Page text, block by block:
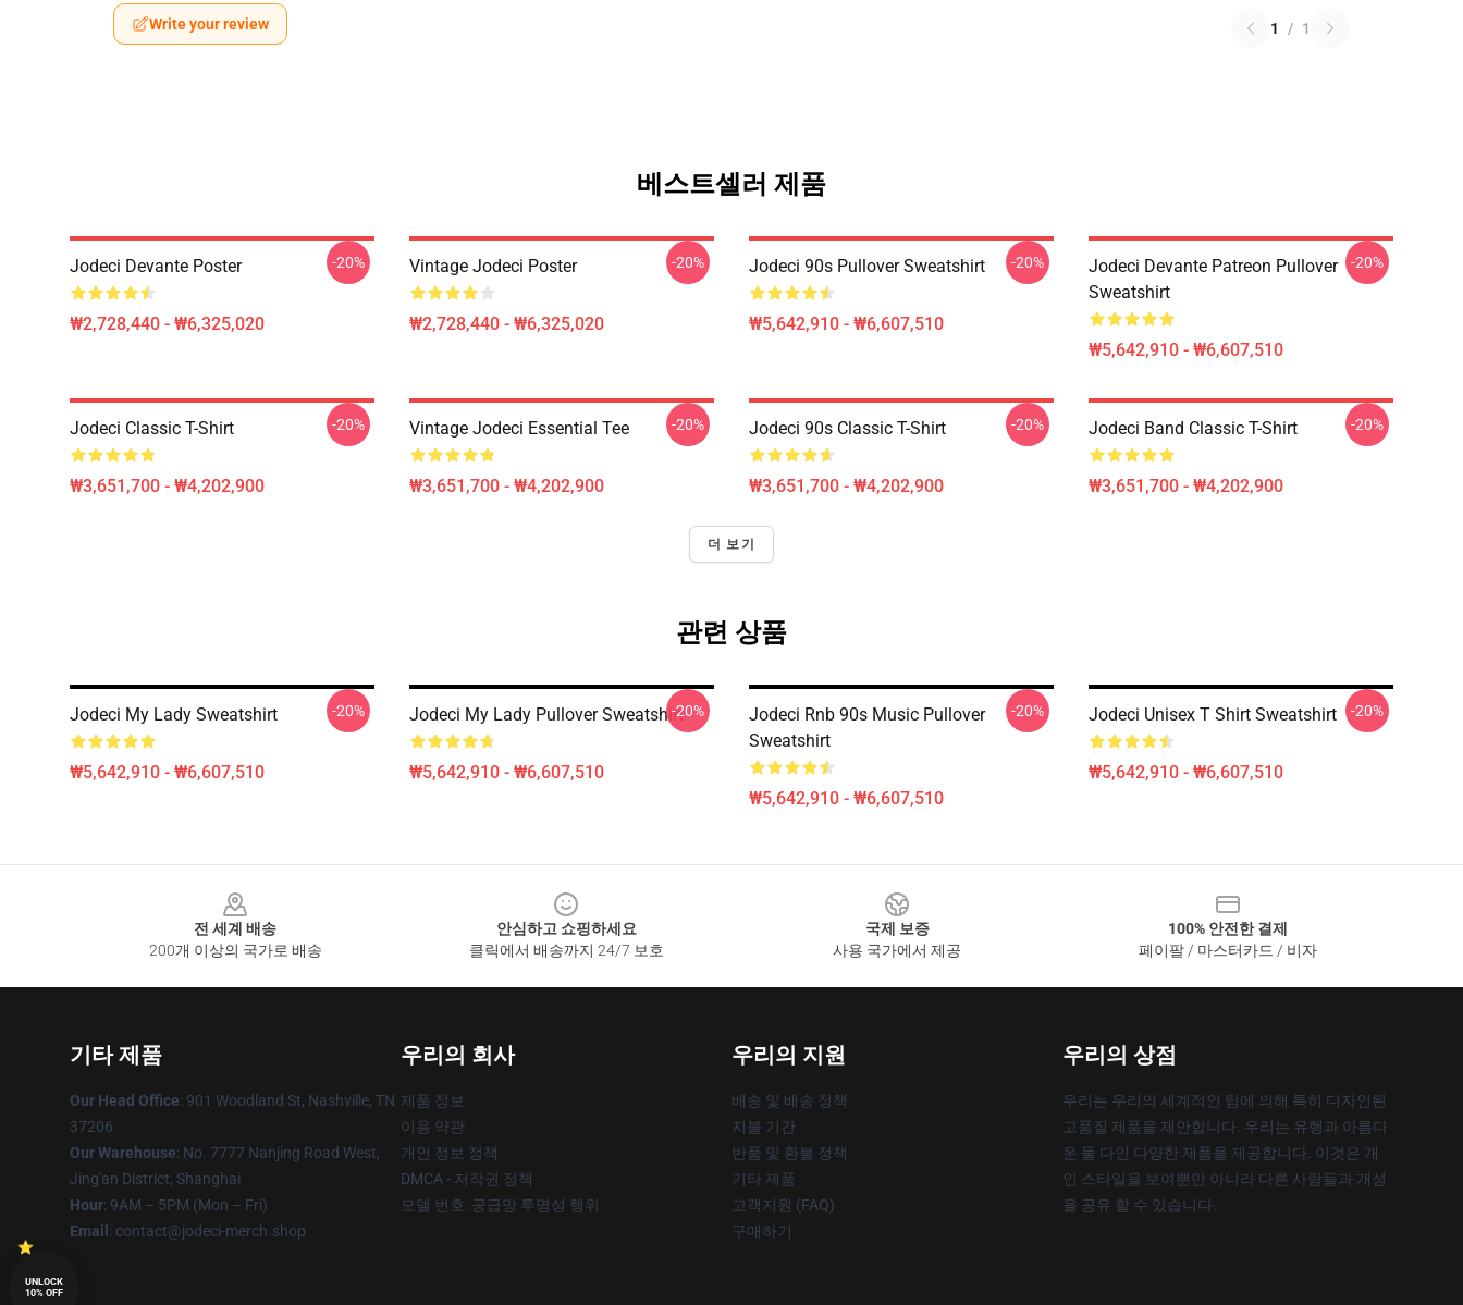
Write your review 1 / 1
베스트셀러 제품
Jodeci Devante Poster
₩2,728,440 - ₩6,325,020
-20% Vintage Jodeci Poster
₩2,728,440 - ₩6,325,020
-20% Jodeci 90s Pullover Sweatshirt
₩5,642,910 - ₩6,607,510
-20%
Jodeci Devante Patreon Pullover
Sweatshirt
₩5,642,910 - ₩6,607,510
-20%
Jodeci Classic T-Shirt
₩3,651,700 - ₩4,202,900
-20% Vintage Jodeci Essential Tee
₩3,651,700 - ₩4,202,900
-20% Jodeci 90s Classic T-Shirt
₩3,651,700 - ₩4,202,900
-20% Jodeci Band Classic T-Shirt
₩3,651,700 - ₩4,202,900
-20%
더 보기
관련 상품
Jodeci My Lady Sweatshirt
₩5,642,910 - ₩6,607,510
-20% Jodeci My Lady Pullover Sweatshirt
₩5,642,910 - ₩6,607,510
-20%
Jodeci Rnb 90s Music Pullover
Sweatshirt
₩5,642,910 - ₩6,607,510
-20% Jodeci Unisex T Shirt Sweatshirt
₩5,642,910 - ₩6,607,510
-20%
전 세계 배송
200개 이상의 국가로 배송
안심하고 쇼핑하세요
클릭에서 배송까지 24/7 보호
국제 보증
사용 국가에서 제공
100% 안전한 결제
페이팔 / 마스터카드 / 비자
기타 제품
Our Head Office: 901 Woodland St, Nashville, TN
37206
Our Warehouse: No. 7777 Nanjing Road West,
Jing'an District, Shanghai
Hour: 9AM – 5PM (Mon – Fri)
Email : contact@jodeci-merch.shop
우리의 회사
제품 정보
이용 약관
개인 정보 정책
DMCA - 저작권 정책
모델 번호: 공급망 투명성 행위
우리의 지원
배송 및 배송 정책
지불 기간
반품 및 환불 정책
기타 제품
고객지원 (FAQ)
구매하기
우리의 상점
우리는 우리의 세계적인 팀에 의해 특히 디자인된
고품질 제품을 제안합니다. 우리는 유행과 아름다
운 둘 다인 다양한 제품을 제공합니다. 이것은 개
인 스타일을 보여뿐만 아니라 다른 사람들과 개성
을 공유 할 수 있습니다.
UNLOCK
10% OFF